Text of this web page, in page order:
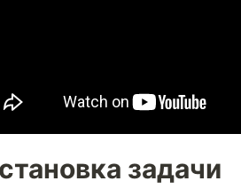
задачи